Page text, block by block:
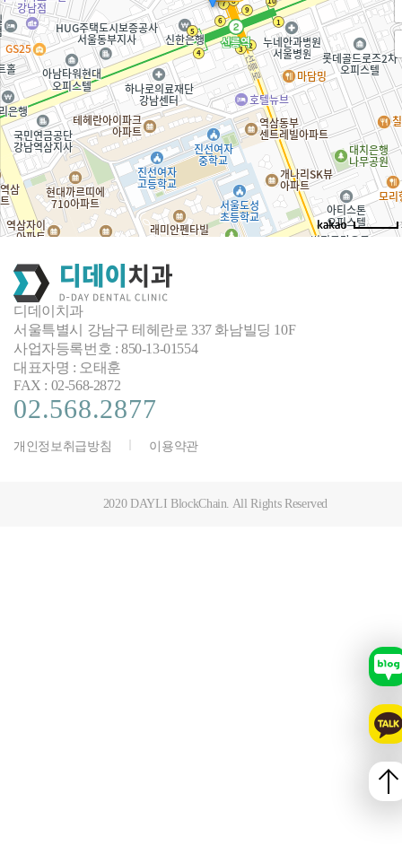
디데이치과
서울특별시 강남구 테헤란로 337 화남빌딩 10F
사업자등록번호 : 850-13-01554
대표자명 : 오태훈
FAX : 02-568-2872
02.568.2877
개인정보취급방침 이용약관
2020 DAYLI BlockChain. All Rights Reserved